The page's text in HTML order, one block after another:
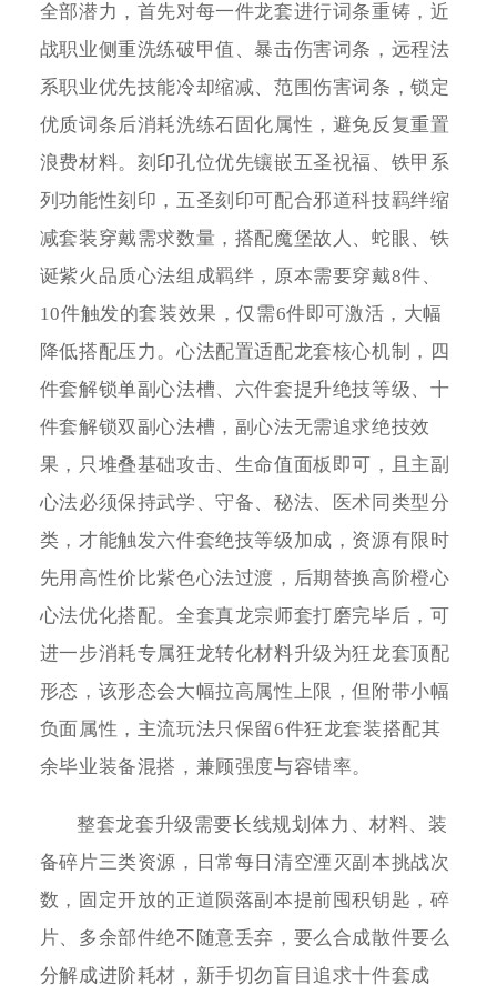
全部潜力，首先对每一件龙套进行词条重铸，近
战职业侧重洗练破甲值、暴击伤害词条，远程法
系职业优先技能冷却缩减、范围伤害词条，锁定
优质词条后消耗洗练石固化属性，避免反复重置
浪费材料。刻印孔位优先镶嵌五圣祝福、铁甲系
列功能性刻印，五圣刻印可配合邪道科技羁绊缩
减套装穿戴需求数量，搭配魔堡故人、蛇眼、铁
诞紫火品质心法组成羁绊，原本需要穿戴8件、
10件触发的套装效果，仅需6件即可激活，大幅
降低搭配压力。心法配置适配龙套核心机制，四
件套解锁单副心法槽、六件套提升绝技等级、十
件套解锁双副心法槽，副心法无需追求绝技效
果，只堆叠基础攻击、生命值面板即可，且主副
心法必须保持武学、守备、秘法、医术同类型分
类，才能触发六件套绝技等级加成，资源有限时
先用高性价比紫色心法过渡，后期替换高阶橙心
心法优化搭配。全套真龙宗师套打磨完毕后，可
进一步消耗专属狂龙转化材料升级为狂龙套顶配
形态，该形态会大幅拉高属性上限，但附带小幅
负面属性，主流玩法只保留6件狂龙套装搭配其
余毕业装备混搭，兼顾强度与容错率。
整套龙套升级需要长线规划体力、材料、装
备碎片三类资源，日常每日清空湮灭副本挑战次
数，固定开放的正道陨落副本提前囤积钥匙，碎
片、多余部件绝不随意丢弃，要么合成散件要么
分解成进阶耗材，新手切勿盲目追求十件套成